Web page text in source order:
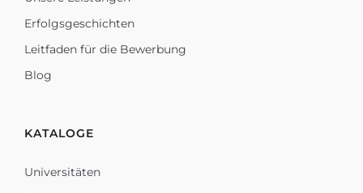
Erfolgsgeschichten
Leitfaden für die Bewerbung
Blog
KATALOGE
Universitäten